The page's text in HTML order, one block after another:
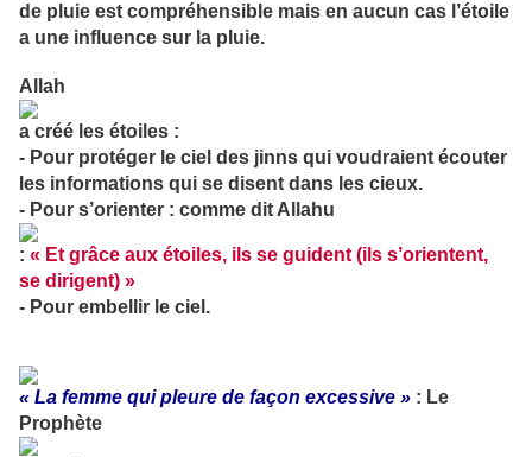
de pluie est compréhensible mais en aucun cas l’étoile
a une influence sur la pluie.
Allah
a créé les étoiles :
- Pour protéger le ciel des jinns qui voudraient écouter
les informations qui se disent dans les cieux.
- Pour s’orienter : comme dit Allahu
: « Et grâce aux étoiles, ils se guident (ils s’orientent,
se dirigent) »
- Pour embellir le ciel.
« La femme qui pleure de façon excessive » : Le
Prophète